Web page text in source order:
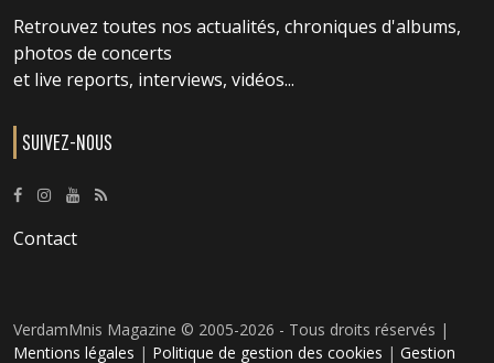
Retrouvez toutes nos actualités, chroniques d'albums,
photos de concerts
et live reports, interviews, vidéos...
SUIVEZ-NOUS
Contact
VerdamMnis Magazine © 2005-2026 - Tous droits réservés |
Mentions légales | Politique de gestion des cookies | Gestion